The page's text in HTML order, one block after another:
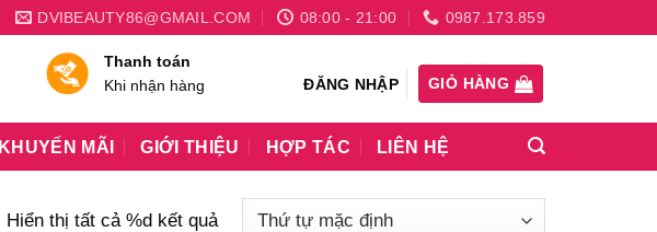
DVIBEAUTY86@GMAIL.COM 08:00 - 21:00 0987.173.859
Thanh toán
Khi nhận hàng
ĐĂNG NHẬP GIỎ HÀNG
KHUYẾN MÃI GIỚI THIỆU HỢP TÁC LIÊN HỆ
Hiển thị tất cả %d kết quả